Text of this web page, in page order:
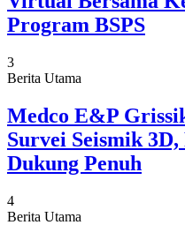
Program BSPS
3
Berita Utama
Medco E&P
Survei Seismik
Dukung Penuh
4
Berita Utama